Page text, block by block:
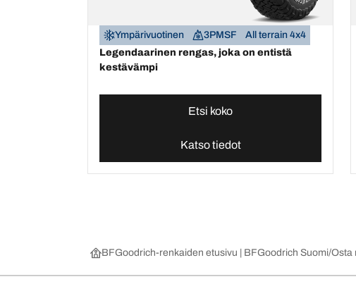
Ympärivuotinen 3PMSF
All terrain 4x4
Legendaarinen rengas, joka on entistä
kestävämpi
Etsi koko
Katso tiedot
BFGoodrich-renkaiden etusivu | BFGoodrich Suomi Osta